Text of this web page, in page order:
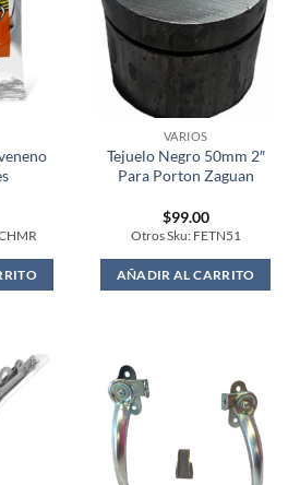
VARIOS
Tejuelo Negro 50mm 2″
Para Porton Zaguan
$99.00
Otros Sku: FETN51
AÑADIR AL CARRITO